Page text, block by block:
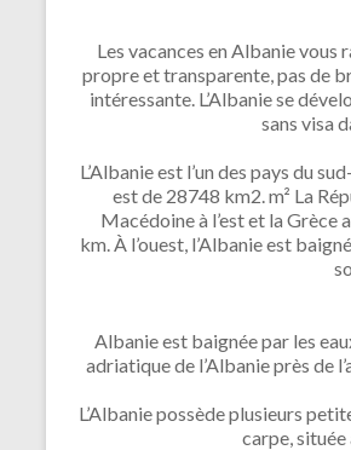
Les vacances en Albanie
propre et transparente, pas de
intéressante. L’Albanie se
sans visa
L’Albanie est l’un des pays du
est de 28748 km2. m² La
Macédoine à l’est et la Grèce
km. À l’ouest, l’Albanie est
Albanie est baignée par les
adriatique de l’Albanie près de
L’Albanie possède plusieurs
carpe, située